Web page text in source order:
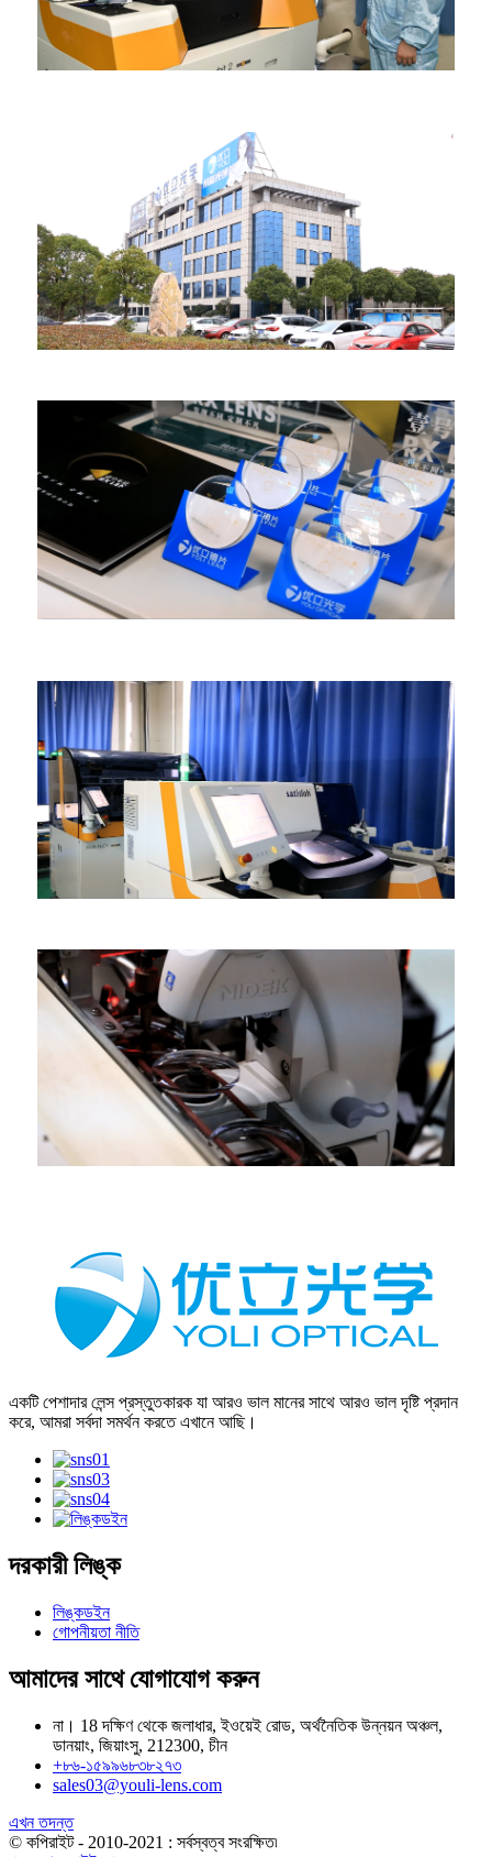
একটি পেশাদার লেন্স প্রস্তুতকারক যা আরও ভাল মানের সাথে আরও ভাল দৃষ্টি প্রদান
করে, আমরা সর্বদা সমর্থন করতে এখানে আছি।
দরকারী লিঙ্ক
লিঙ্কডইন
গোপনীয়তা নীতি
আমাদের সাথে যোগাযোগ করুন
না। 18 দক্ষিণ থেকে জলাধার, ইওয়েই রোড, অর্থনৈতিক উন্নয়ন অঞ্চল,
ডানয়াং, জিয়াংসু, 212300, চীন
+৮৬-১৫৯৯৬৮৩৮২৭৩
sales03@youli-lens.com
এখন তদন্ত
© কপিরাইট - 2010-2021 : সর্বস্বত্ব সংরক্ষিত৷